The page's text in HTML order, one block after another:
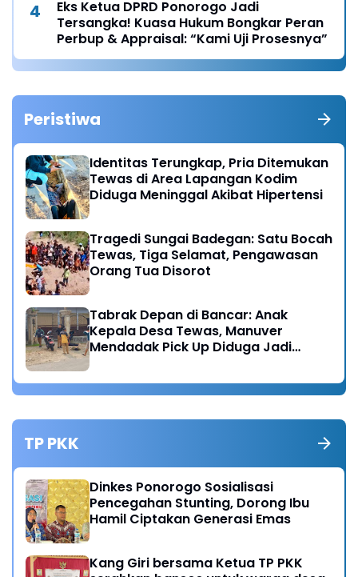
Eks Ketua DPRD Ponorogo Jadi
Tersangka! Kuasa Hukum Bongkar Peran
Perbup & Appraisal: “Kami Uji Prosesnya”
Peristiwa
Identitas Terungkap, Pria Ditemukan
Tewas di Area Lapangan Kodim
Diduga Meninggal Akibat Hipertensi
Tragedi Sungai Badegan: Satu Bocah
Tewas, Tiga Selamat, Pengawasan
Orang Tua Disorot
Tabrak Depan di Bancar: Anak
Kepala Desa Tewas, Manuver
Mendadak Pick Up Diduga Jadi
TP PKK
Dinkes Ponorogo Sosialisasi
Pencegahan Stunting, Dorong Ibu
Hamil Ciptakan Generasi Emas
Kang Giri bersama Ketua TP PKK